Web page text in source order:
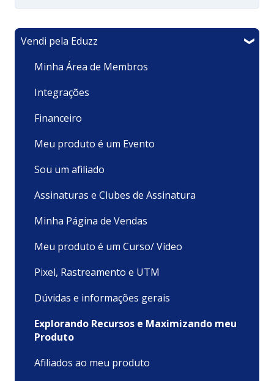
Vendi pela Eduzz
Minha Área de Membros
Integrações
Financeiro
Meu produto é um Evento
Sou um afiliado
Assinaturas e Clubes de Assinatura
Minha Página de Vendas
Meu produto é um Curso/ Vídeo
Pixel, Rastreamento e UTM
Dúvidas e informações gerais
Explorando Recursos e Maximizando meu
Produto
Afiliados ao meu produto